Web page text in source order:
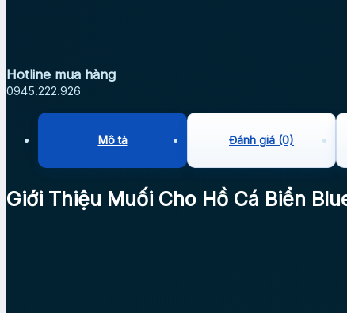
Hotline mua hàng
0945.222.926
Mô tả Đánh giá (0)
Giới Thiệu Muối Cho Hồ Cá Biển